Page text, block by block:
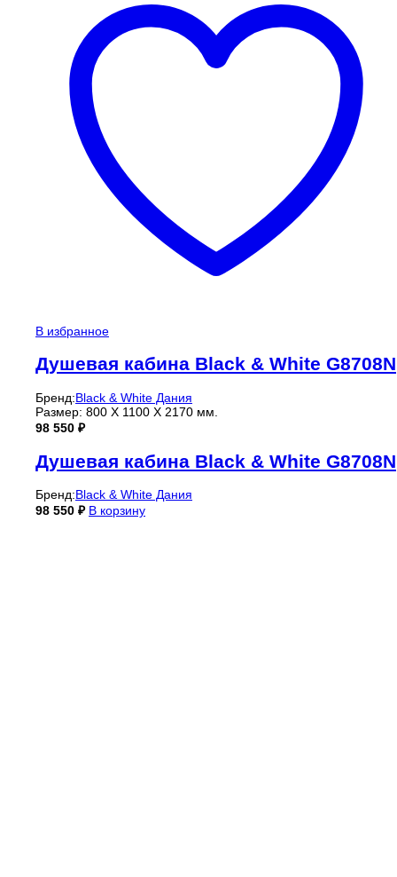
В избранное
Душевая кабина Black & White G8708N
Бренд:Black & White Дания
Размер: 800 X 1100 X 2170 мм.
98 550 ₽
Душевая кабина Black & White G8708N
Бренд:Black & White Дания
98 550 ₽ В корзину